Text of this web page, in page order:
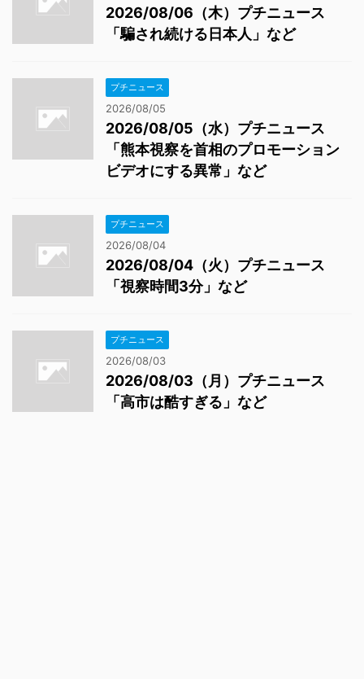
2026/08/06（木）プチニュース
「騙され続ける日本人」など
プチニュース
2026/08/05
2026/08/05（水）プチニュース
「熊本視察を首相のプロモーション
ビデオにする異常」など
プチニュース
2026/08/04
2026/08/04（火）プチニュース
「視察時間3分」など
プチニュース
2026/08/03
2026/08/03（月）プチニュース
「高市は酷すぎる」など